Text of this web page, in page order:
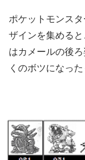
ポケットモンス
ザインを集める
はカメールの後
くのボツになっ